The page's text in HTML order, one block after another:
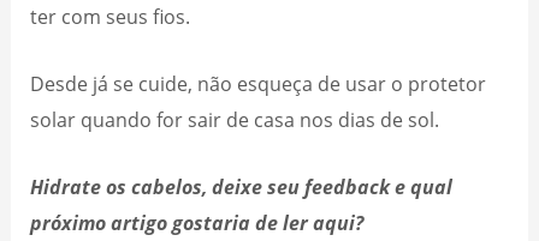
ter com seus fios.
Desde já se cuide, não esqueça de usar o protetor
solar quando for sair de casa nos dias de sol.
Hidrate os cabelos, deixe seu feedback e qual
próximo artigo gostaria de ler aqui?